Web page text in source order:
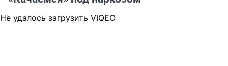
Не удалось загрузить VIQEO